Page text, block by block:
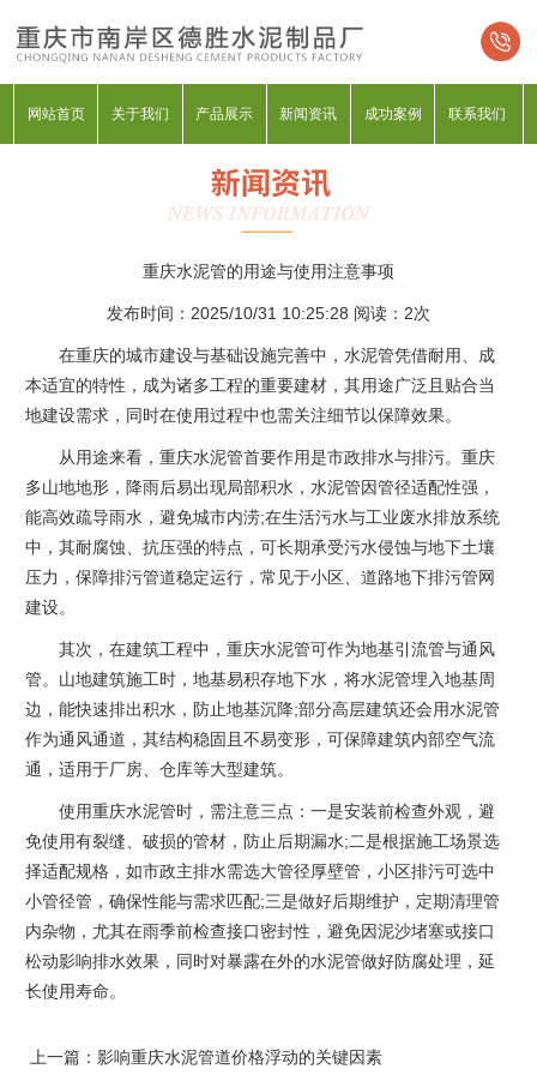
网站首页 关于我们 产品展示 新闻资讯 成功案例 联系我们
重庆水泥管的用途与使用注意事项
发布时间：2025/10/31 10:25:28 阅读： 2次
在重庆的城市建设与基础设施完善中，水泥管凭借耐用、成
本适宜的特性，成为诸多工程的重要建材，其用途广泛且贴合当
地建设需求，同时在使用过程中也需关注细节以保障效果。​
从用途来看，重庆水泥管首要作用是市政排水与排污。重庆
多山地地形，降雨后易出现局部积水，水泥管因管径适配性强，
能高效疏导雨水，避免城市内涝;在生活污水与工业废水排放系统
中，其耐腐蚀、抗压强的特点，可长期承受污水侵蚀与地下土壤
压力，保障排污管道稳定运行，常见于小区、道路地下排污管网
建设。​
其次，在建筑工程中，重庆水泥管可作为地基引流管与通风
管。山地建筑施工时，地基易积存地下水，将水泥管埋入地基周
边，能快速排出积水，防止地基沉降;部分高层建筑还会用水泥管
作为通风通道，其结构稳固且不易变形，可保障建筑内部空气流
通，适用于厂房、仓库等大型建筑。​
使用重庆水泥管时，需注意三点：一是安装前检查外观，避
免使用有裂缝、破损的管材，防止后期漏水;二是根据施工场景选
择适配规格，如市政主排水需选大管径厚壁管，小区排污可选中
小管径管，确保性能与需求匹配;三是做好后期维护，定期清理管
内杂物，尤其在雨季前检查接口密封性，避免因泥沙堵塞或接口
松动影响排水效果，同时对暴露在外的水泥管做好防腐处理，延
长使用寿命。
上一篇：影响重庆水泥管道价格浮动的关键因素